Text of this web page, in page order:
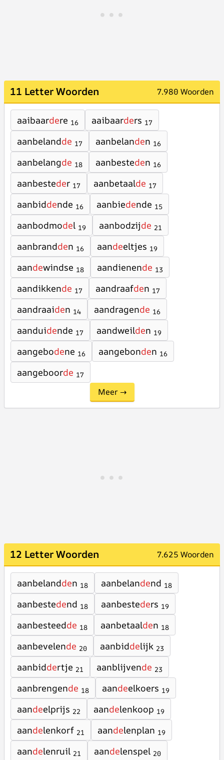
11 Letter Woorden 7.980 Woorden
aaibaardere 16 aaibaarders 17
aanbelandde 17 aanbelanden 16
aanbelangde 18 aanbesteden 16
aanbesteder 17 aanbetaalde 17
aanbiddende 16 aanbiedende 15
aanbodmodel 19 aanbodzijde 21
aanbrandden 16 aandeeltjes 19
aandewindse 18 aandienende 13
aandikkende 17 aandraafden 17
aandraaiden 14 aandragende 16
aanduidende 17 aandweilden 19
aangebodene 16 aangebonden 16
aangeboorde 17
Meer →
12 Letter Woorden 7.625 Woorden
aanbelandden 18 aanbelandend 18
aanbestedend 18 aanbesteders 19
aanbesteedde 18 aanbetaalden 18
aanbevelende 20 aanbiddelijk 23
aanbiddertje 21 aanblijvende 23
aanbrengende 18 aandeelkoers 19
aandeelprijs 22 aandelenkoop 19
aandelenkorf 21 aandelenplan 19
aandelenruil 21 aandelenspel 20